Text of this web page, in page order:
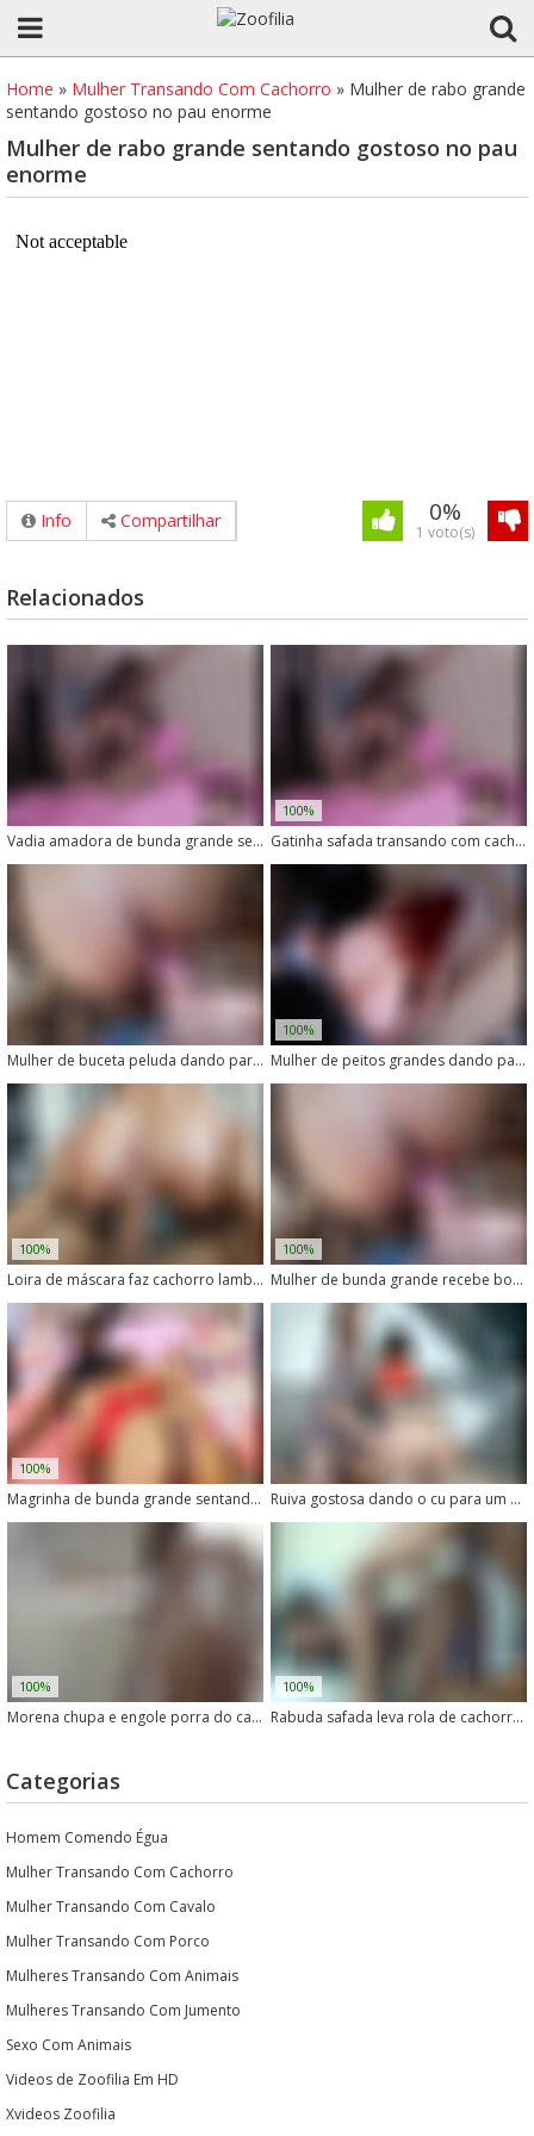
Home » Mulher Transando Com Cachorro » Mulher de rabo grande
sentando gostoso no pau enorme
Mulher de rabo grande sentando gostoso no pau
enorme
Info Compartilhar 0%
1 voto(s)
Relacionados
Vadia amadora de bunda grande senta no pau grosso de cachorro
100%
Gatinha safada transando com cachorro no meio do mato
Mulher de buceta peluda dando para cachorro
100%
Mulher de peitos grandes dando para seu cachorro
100%
Loira de máscara faz cachorro lamber sua buceta
100%
Mulher de bunda grande recebe boquete do cachorro
100%
Magrinha de bunda grande sentando no pau de cachorro enorme Ruiva gostosa dando o cu para um cachorro
100%
Morena chupa e engole porra do cachorro depois de um boquete
100%
Rabuda safada leva rola de cachorro no cu com tesão
Categorias
Homem Comendo Égua
Mulher Transando Com Cachorro
Mulher Transando Com Cavalo
Mulher Transando Com Porco
Mulheres Transando Com Animais
Mulheres Transando Com Jumento
Sexo Com Animais
Videos de Zoofilia Em HD
Xvideos Zoofilia